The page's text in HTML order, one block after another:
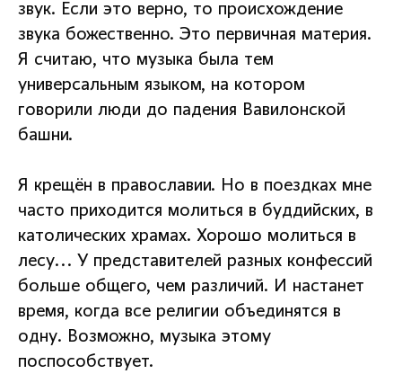
звук. Если это верно, то происхождение
звука божественно. Это первичная материя.
Я считаю, что музыка была тем
универсальным языком, на котором
говорили люди до падения Вавилонской
башни.
Я крещён в православии. Но в поездках мне
часто приходится молиться в буддийских, в
католических храмах. Хорошо молиться в
лесу... У представителей разных конфессий
больше общего, чем различий. И настанет
время, когда все религии объединятся в
одну. Возможно, музыка этому
поспособствует.